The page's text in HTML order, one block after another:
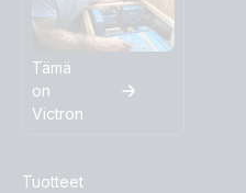
Tämä
on
Victron
Tuotteet